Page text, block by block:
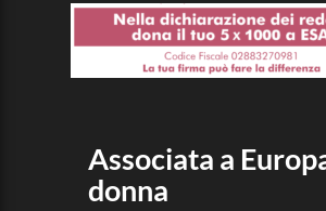
Associata a
donna